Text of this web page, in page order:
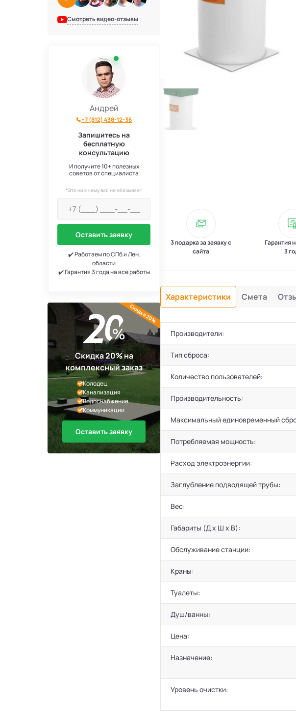
Смотреть видео-отзывы
Андрей
+7 (812) 438-12-36
Запишитесь на
бесплатную
консультацию
И получите 10+ полезных
советов от специалиста
*Это ни к чему вас не обязывает
Оставить заявку
✔️ Работаем по СПб и Лен.
области
✔️ Гарантия 3 года на все работы
Скидка 20% на
комплексный заказ
Колодец
Канализация
Водоснабжение
Коммуникации
Оставить заявку
Скидка 20%
3 подарка за заявку с
сайта
Гарантия
3
Характеристики Смета
Производители:
Тип сброса:
Количество пользователей:
Производительность:
Максимальный единовременный
Потребляемая мощность:
Расход электроэнергии:
Заглубление подводящей трубы:
Вес:
Габариты (Д х Ш х В):
Обслуживание станции:
Краны:
Туалеты:
Душ/ванны:
Цена:
Назначение:
Уровень очистки: